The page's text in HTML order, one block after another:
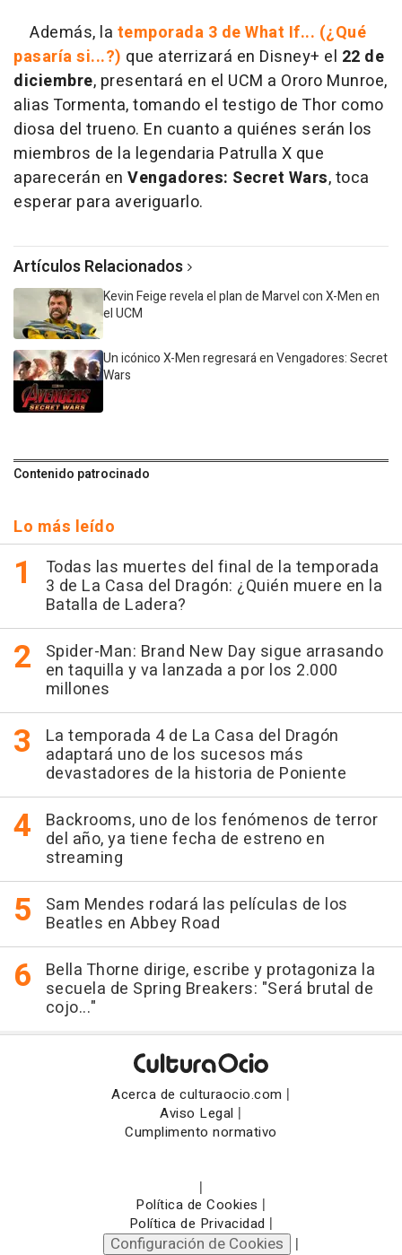
Además, la temporada 3 de What If... (¿Qué
pasaría si...?) que aterrizará en Disney+ el 22 de
diciembre, presentará en el UCM a Ororo Munroe,
alias Tormenta, tomando el testigo de Thor como
diosa del trueno. En cuanto a quiénes serán los
miembros de la legendaria Patrulla X que
aparecerán en Vengadores: Secret Wars, toca
esperar para averiguarlo.
Artículos Relacionados
Kevin Feige revela el plan de Marvel con X-Men en
el UCM
Un icónico X-Men regresará en Vengadores: Secret
Wars
Contenido patrocinado
Lo más leído
Todas las muertes del final de la temporada
3 de La Casa del Dragón: ¿Quién muere en la
Batalla de Ladera?
Spider-Man: Brand New Day sigue arrasando
en taquilla y va lanzada a por los 2.000
millones
La temporada 4 de La Casa del Dragón
adaptará uno de los sucesos más
devastadores de la historia de Poniente
Backrooms, uno de los fenómenos de terror
del año, ya tiene fecha de estreno en
streaming
Sam Mendes rodará las películas de los
Beatles en Abbey Road
Bella Thorne dirige, escribe y protagoniza la
secuela de Spring Breakers: "Será brutal de
cojo..."
Acerca de culturaocio.com |
Aviso Legal |
Cumplimento normativo
|
Política de Cookies |
Política de Privacidad |
Configuración de Cookies |